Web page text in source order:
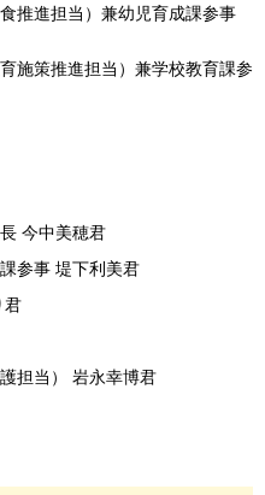
推進担当）兼幼児育成課参事
施策推進担当）兼学校教育課参
今中美穂君
参事 堤下利美君
君
担当） 岩永幸博君